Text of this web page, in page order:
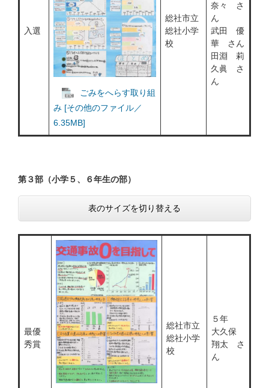
入選
ごみをへらす取り組
み [その他のファイル／
6.35MB]
総社市立
総社小学
校
奈々 さ
ん
武田 優
華 さん
田淵 莉
久眞 さ
ん
第３部（小学５、６年生の部）
表のサイズを切り替える
最優
秀賞
総社市立
総社小学
校
５年
大久保
翔太 さ
ん